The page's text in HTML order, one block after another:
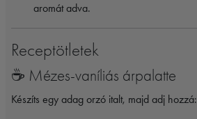
aromát adva.
Receptötletek
☕ Mézes-vaníliás árpalatte
Készíts egy adag orzó italt, majd adj hozzá: